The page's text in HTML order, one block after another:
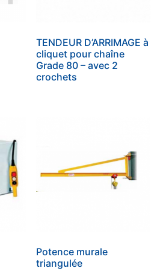
TENDEUR D’ARRIMAGE à
cliquet pour chaîne
Grade 80 – avec 2
crochets
Potence murale
triangulée